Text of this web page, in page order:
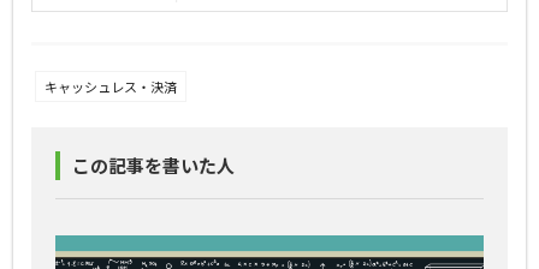
キャッシュレス・決済
この記事を書いた人